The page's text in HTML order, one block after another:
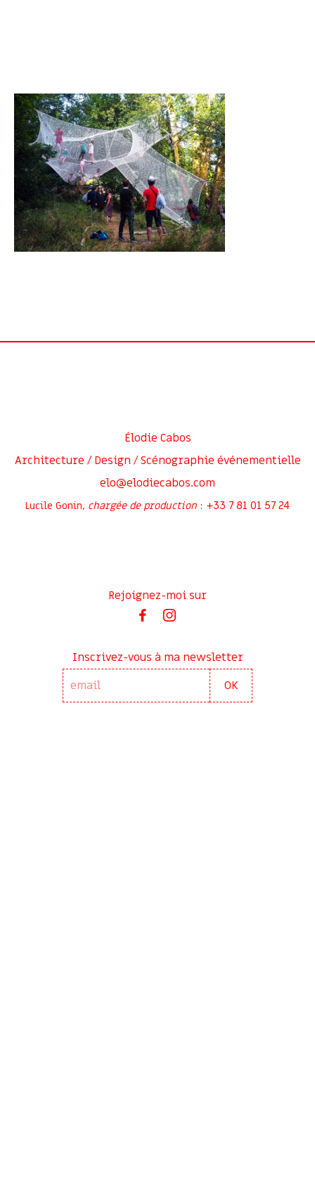
Élodie Cabos
Architecture / Design / Scénographie événementielle
elo@elodiecabos.com
Lucile Gonin, chargée de production : +33 7 81 01 57 24
Rejoignez-moi sur
Inscrivez-vous à ma newsletter